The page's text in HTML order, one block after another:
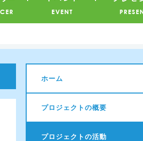
ホーム
プロジェクトの概要
プロジェクトの活動